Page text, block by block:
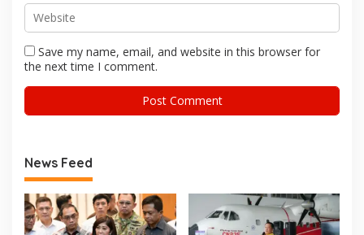
Save my name, email, and website in this browser for
the next time I comment.
News Feed